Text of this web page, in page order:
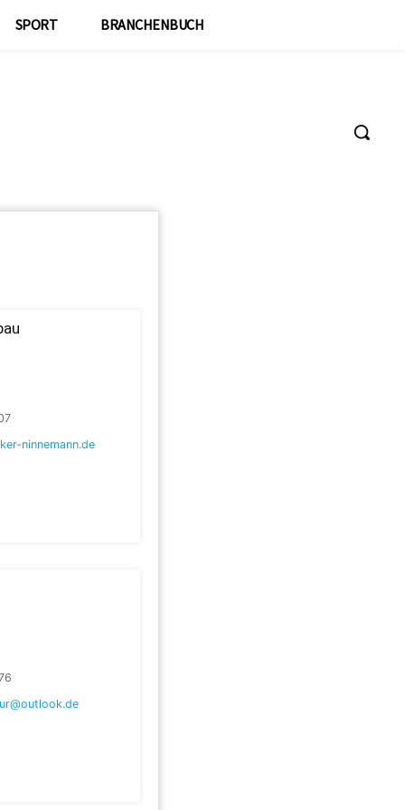
SPORT BRANCHENBUCH
ninnemann.de